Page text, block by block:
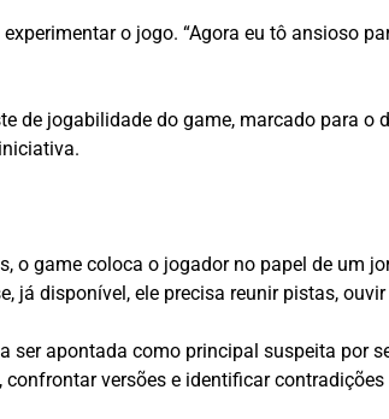
o jogo. “Agora eu tô ansioso
de jogabilidade do game, marcado para
o game coloca o jogador no papel de um
já disponível, ele precisa reunir pistas,
ser apontada como principal suspeita por
versões e identificar